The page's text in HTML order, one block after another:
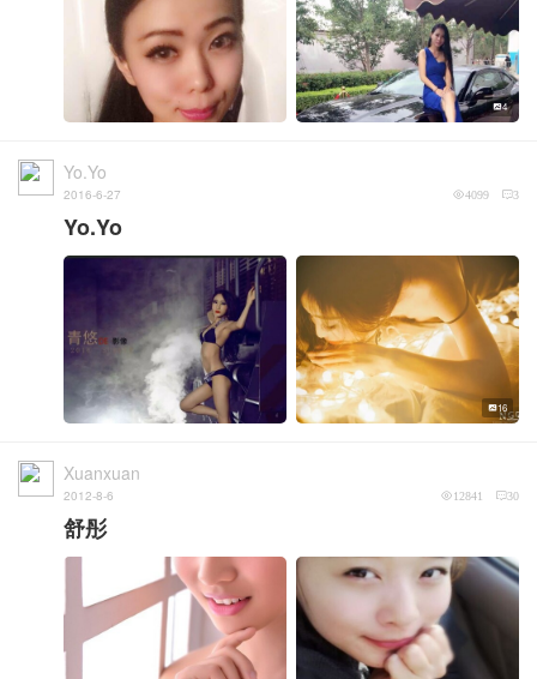
4
Yo.Yo
2016-6-27 3
4099
Yo.Yo
16
Xuanxuan
2012-8-6 30
12841
舒彤